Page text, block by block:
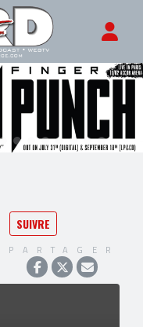
SUIVRE
PARTAGER